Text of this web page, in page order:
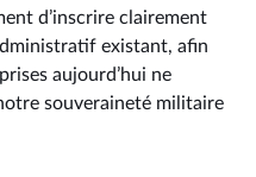
d’inscrire clairement
existant, afin
aujourd’hui ne
souveraineté militaire